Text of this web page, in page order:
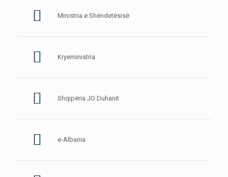
Ministria e Shëndetësisë
Kryeministria
Shqipëria JO Duhanit
e-Albania